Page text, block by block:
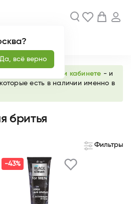
Да, всё верно
личном кабинете - и
есть в наличии именно в
бритья
Фильтры
-43%